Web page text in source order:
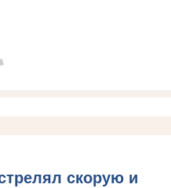
скорую и